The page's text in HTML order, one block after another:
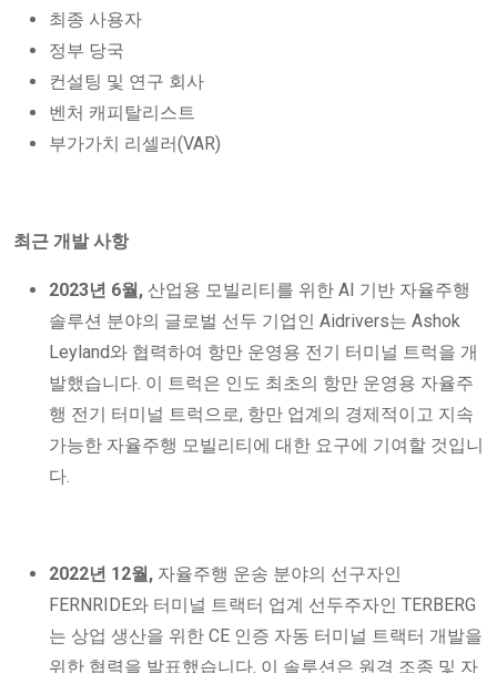
최종 사용자
정부 당국
컨설팅 및 연구 회사
벤처 캐피탈리스트
부가가치 리셀러(VAR)
최근 개발 사항
2023년 6월, 산업용 모빌리티를 위한 AI 기반 자율주행
솔루션 분야의 글로벌 선두 기업인 Aidrivers는 Ashok
Leyland와 협력하여 항만 운영용 전기 터미널 트럭을 개
발했습니다. 이 트럭은 인도 최초의 항만 운영용 자율주
행 전기 터미널 트럭으로, 항만 업계의 경제적이고 지속
가능한 자율주행 모빌리티에 대한 요구에 기여할 것입니
다.
2022년 12월, 자율주행 운송 분야의 선구자인
FERNRIDE와 터미널 트랙터 업계 선두주자인 TERBERG
는 상업 생산을 위한 CE 인증 자동 터미널 트랙터 개발을
위한 협력을 발표했습니다. 이 솔루션은 원격 조종 및 자